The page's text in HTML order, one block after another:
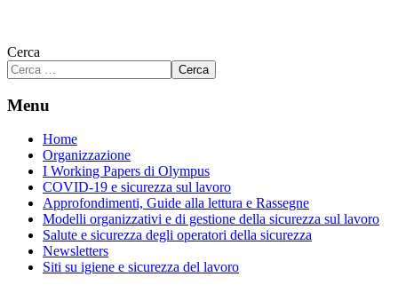
Cerca
Cerca
Menu
Home
Organizzazione
I Working Papers di Olympus
COVID-19 e sicurezza sul lavoro
Approfondimenti, Guide alla lettura e Rassegne
Modelli organizzativi e di gestione della sicurezza sul lavoro
Salute e sicurezza degli operatori della sicurezza
Newsletters
Siti su igiene e sicurezza del lavoro